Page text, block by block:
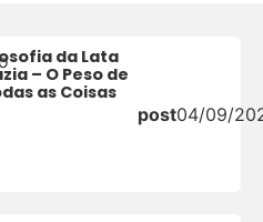
da Lata
– O Peso de
as Coisas
post04/09/